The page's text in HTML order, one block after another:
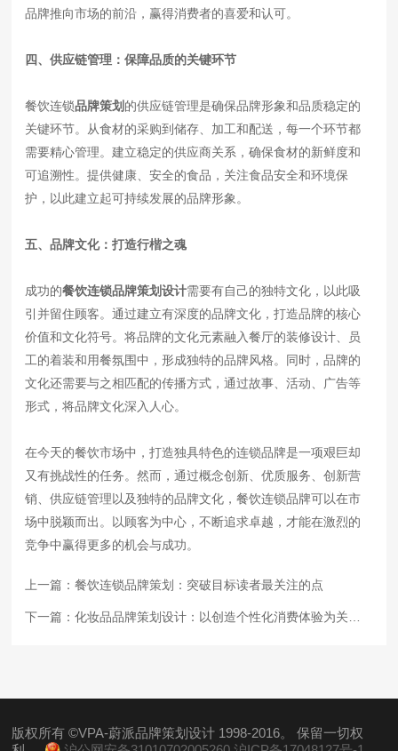
品牌推向市场的前沿，赢得消费者的喜爱和认可。
四、供应链管理：保障品质的关键环节
餐饮连锁品牌策划 的供应链管理是确保品牌形象和品质稳定的
关键环节。从食材的采购到储存、加工和配送，每一个环节都
需要精心管理。建立稳定的供应商关系，确保食材的新鲜度和
可追溯性。提供健康、安全的食品，关注食品安全和环境保
护，以此建立起可持续发展的品牌形象。
五、品牌文化：打造行楷之魂
成功的餐饮连锁品牌策划设计需要有自己的独特文化，以此吸
引并留住顾客。通过建立有深度的品牌文化，打造品牌的核心
价值和文化符号。将品牌的文化元素融入餐厅的装修设计、员
工的着装和用餐氛围中，形成独特的品牌风格。同时，品牌的
文化还需要与之相匹配的传播方式，通过故事、活动、广告等
形式，将品牌文化深入人心。
在今天的餐饮市场中，打造独具特色的连锁品牌是一项艰巨却
又有挑战性的任务。然而，通过概念创新、优质服务、创新营
销、供应链管理以及独特的品牌文化，餐饮连锁品牌可以在市
场中脱颖而出。以顾客为中心，不断追求卓越，才能在激烈的
竞争中赢得更多的机会与成功。
上一篇：餐饮连锁品牌策划：突破目标读者最关注的点
下一篇：化妆品品牌策划设计：以创造个性化消费体验为关注重点
版权所有 ©VPA-蔚派品牌策划设计 1998-2016。 保留一切权